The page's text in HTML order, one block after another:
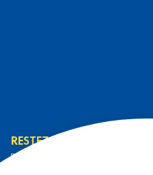
RESTEZ INFORMÉ